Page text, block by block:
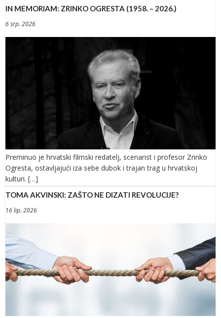
IN MEMORIAM: ZRINKO OGRESTA (1958. – 2026.)
6 srp. 2026
Preminuo je hrvatski filmski redatelj, scenarist i profesor Zrinko
Ogresta, ostavljajući iza sebe dubok i trajan trag u hrvatskoj
kulturi. […]
TOMA AKVINSKI: ZAŠTO NE DIZATI REVOLUCIJE?
16 lip. 2026